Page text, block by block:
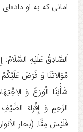
امانى كه به او
اَلصَّادِقُ عَلَيْهِ
مُوَالاتَنَا وَ فَرَضَ
شَأْنِنَا الْوَرَعَ وَ
الرَّحِمِ وَ إِقْرَاءَ
فَلَيْسَ مِنَّا. (بحار الأنوار ج ‏۷۲